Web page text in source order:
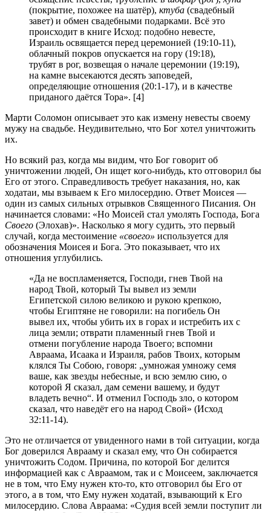
(покрытие, похожее на шатёр), ктуба (свадебный
завет) и обмен свадебными подарками. Всё это
происходит в книге Исход: подобно невесте,
Израиль освящается перед церемонией (19:10-11),
облачный покров опускается на гору (19:18),
трубят в рог, возвещая о начале церемонии (19:19),
на камне высекаются десять заповедей,
определяющие отношения (20:1-17), и в качестве
приданого даётся Тора». [4]
Марти Соломон описывает это как измену невесты своему
мужу на свадьбе. Неудивительно, что Бог хотел уничтожить
их.
Но всякий раз, когда мы видим, что Бог говорит об
уничтожении людей, Он ищет кого-нибудь, кто отговорил бы
Его от этого. Справедливость требует наказания, но, как
ходатаи, мы взываем к Его милосердию. Ответ Моисея —
один из самых сильных отрывков Священного Писания. Он
начинается словами: «Но Моисей стал умолять Господа, Бога
Своего (Элохав)». Насколько я могу судить, это первый
случай, когда местоимение «своего» используется для
обозначения Моисея и Бога. Это показывает, что их
отношения углубились.
«Да не воспламеняется, Господи, гнев Твой на
народ Твой, который Ты вывел из земли
Египетской силою великою и рукою крепкою,
чтобы Египтяне не говорили: на погибель Он
вывел их, чтобы убить их в горах и истребить их с
лица земли; отврати пламенный гнев Твой и
отмени погубление народа Твоего; вспомни
Авраама, Исаака и Израиля, рабов Твоих, которым
клялся Ты Собою, говоря: „умножая умножу семя
ваше, как звезды небесные, и всю землю сию, о
которой Я сказал, дам семени вашему, и будут
владеть вечно“. И отменил Господь зло, о котором
сказал, что наведёт его на народ Свой» (Исход
32:11-14).
Это не отличается от увиденного нами в той ситуации, когда
Бог доверился Аврааму и сказал ему, что Он собирается
уничтожить Содом. Причина, по которой Бог делится
информацией как с Авраамом, так и с Моисеем, заключается
не в том, что Ему нужен кто-то, кто отговорил бы Его от
этого, а в том, что Ему нужен ходатай, взывающий к Его
милосердию. Слова Авраама: «Судия всей земли поступит ли